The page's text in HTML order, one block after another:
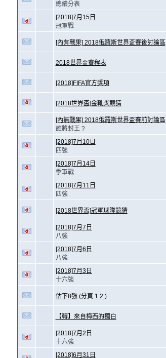
總績分表
[2018]7月15日
冠軍戰
[內有戰果] 2018俄羅斯世界盃賽後討論區
2018世界盃賽程表
[2018]FIFA官方獎項
[2018世界盃]金靴獎競猜
[內無戰果] 2018俄羅斯世界盃賽前討論區
誰將封王 ?
[2018]7月10日
四強
[2018]7月14日
季軍戰
[2018]7月11日
四強
[2018世界盃]冠軍球隊競猜
[2018]7月7日
八強
[2018]7月6日
八強
[2018]7月3日
十六強
估下8強 (分頁 1 2 )
【轉】來自梅西的獨白
[2018]7月2日
十六強
[2018]6月31日